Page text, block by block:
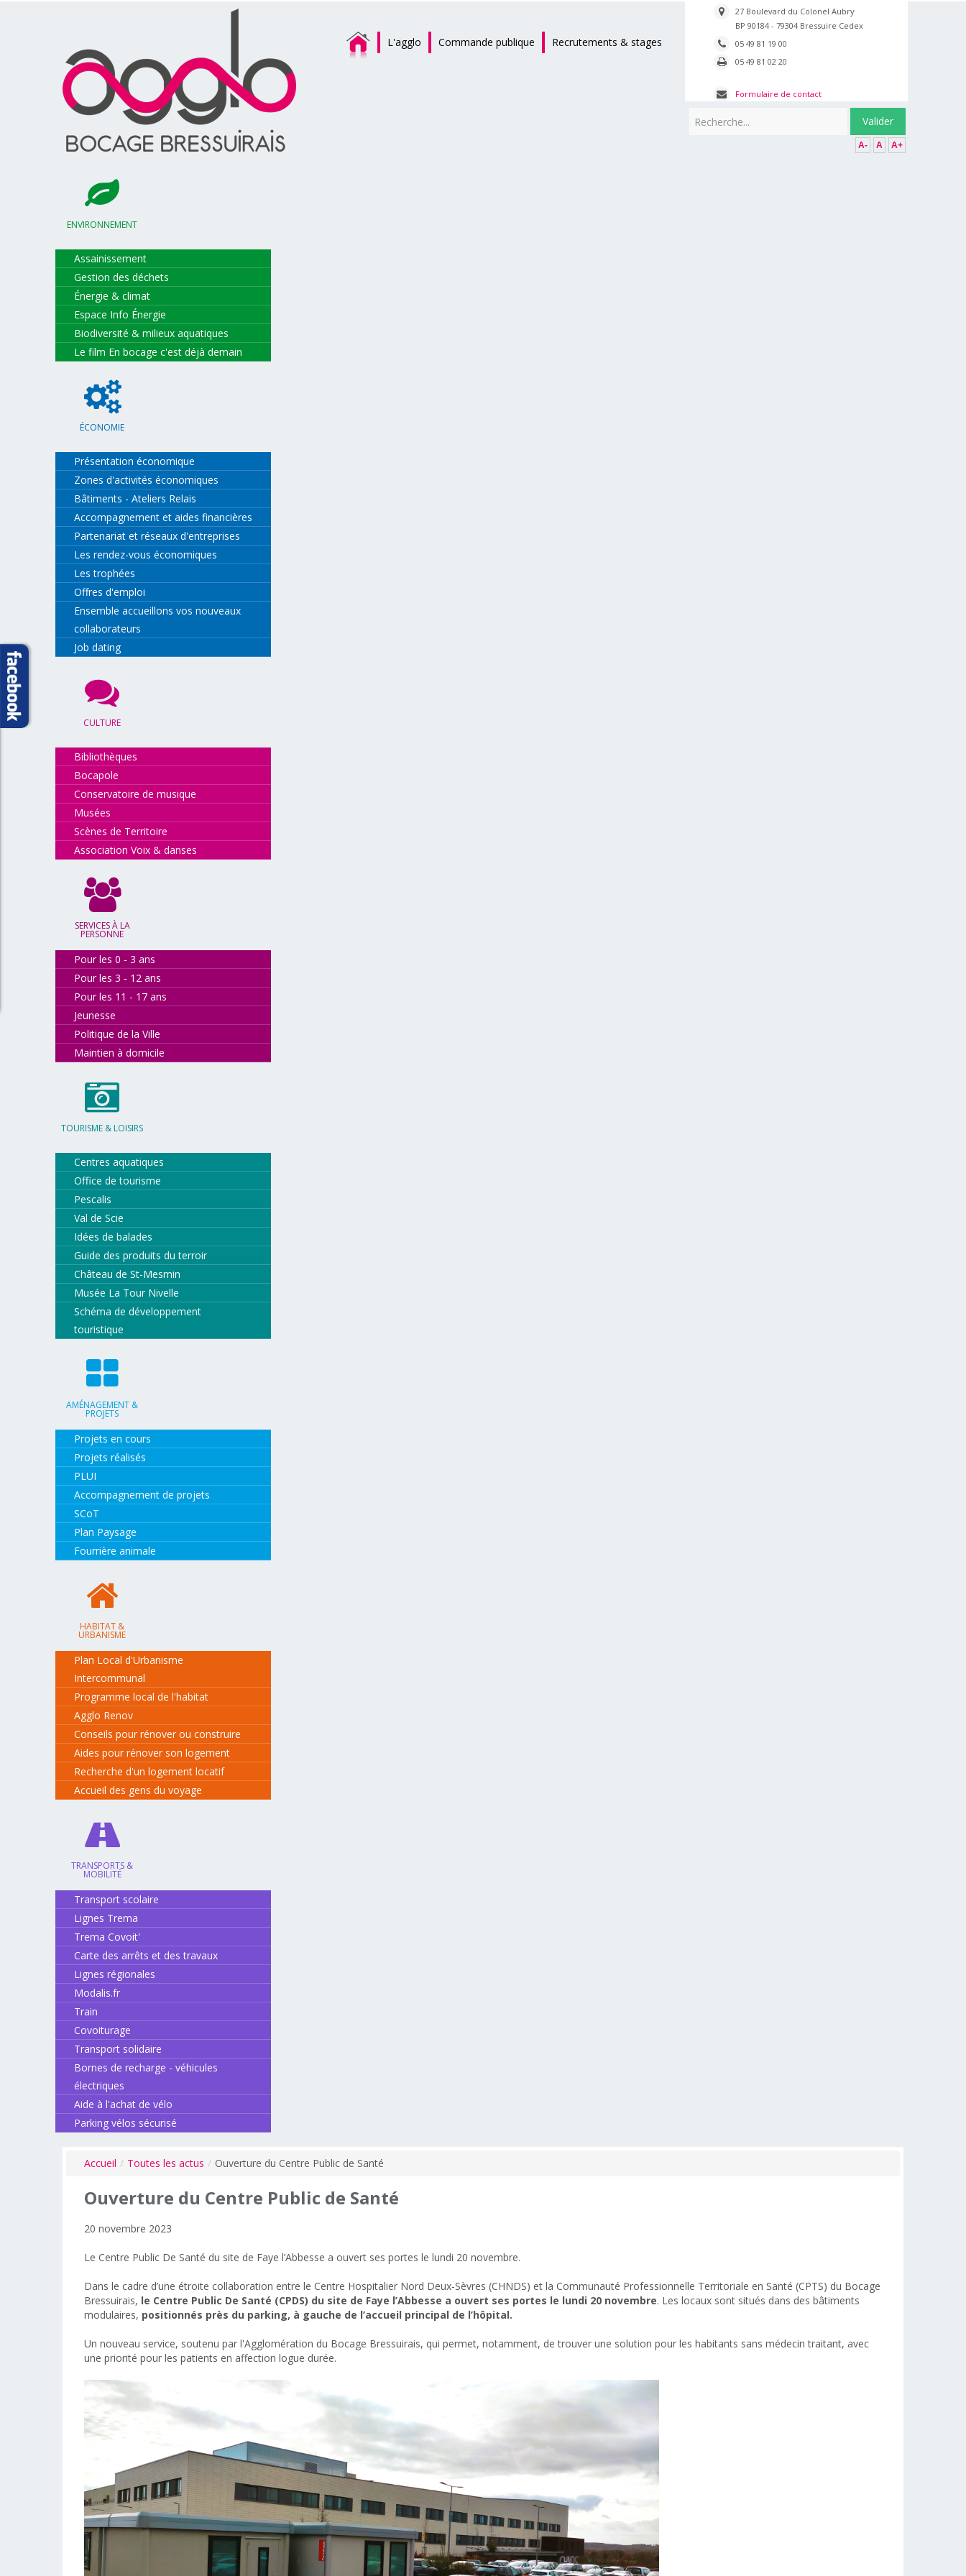
A- A A+
Valider
27 Boulevard du Colonel Aubry
BP 90184 - 79304 Bressuire Cedex
05 49 81 19 00
05 49 81 02 20
Formulaire de contact
L'agglo Commande publique Recrutements & stages
ENVIRONNEMENT
Assainissement
Gestion des déchets
Énergie & climat
Espace Info Énergie
Biodiversité & milieux aquatiques
Le film En bocage c'est déjà demain
ÉCONOMIE
Présentation économique
Zones d'activités économiques
Bâtiments - Ateliers Relais
Accompagnement et aides financières
Partenariat et réseaux d'entreprises
Les rendez-vous économiques
Les trophées
Offres d'emploi
Ensemble accueillons vos nouveaux
collaborateurs
Job dating
CULTURE
Bibliothèques
Bocapole
Conservatoire de musique
Musées
Scènes de Territoire
Association Voix & danses
SERVICES À LA
PERSONNE
Pour les 0 - 3 ans
Pour les 3 - 12 ans
Pour les 11 - 17 ans
Jeunesse
Politique de la Ville
Maintien à domicile
TOURISME & LOISIRS
Centres aquatiques
Office de tourisme
Pescalis
Val de Scie
Idées de balades
Guide des produits du terroir
Château de St-Mesmin
Musée La Tour Nivelle
Schéma de développement
touristique
AMÉNAGEMENT &
PROJETS
Projets en cours
Projets réalisés
PLUI
Accompagnement de projets
SCoT
Plan Paysage
Fourrière animale
HABITAT &
URBANISME
Plan Local d'Urbanisme
Intercommunal
Programme local de l'habitat
Agglo Renov
Conseils pour rénover ou construire
Aides pour rénover son logement
Recherche d'un logement locatif
Accueil des gens du voyage
TRANSPORTS &
MOBILITÉ
Transport scolaire
Lignes Trema
Trema Covoit'
Carte des arrêts et des travaux
Lignes régionales
Modalis.fr
Train
Covoiturage
Transport solidaire
Bornes de recharge - véhicules
électriques
Aide à l'achat de vélo
Parking vélos sécurisé
Accueil / Toutes les actus / Ouverture du Centre Public de Santé
Ouverture du Centre Public de Santé
20 novembre 2023
Le Centre Public De Santé du site de Faye l’Abbesse a ouvert ses portes le lundi 20 novembre.
Dans le cadre d’une étroite collaboration entre le Centre Hospitalier Nord Deux-Sèvres (CHNDS) et la Communauté Professionnelle Territoriale en Santé (CPTS) du Bocage
Bressuirais, le Centre Public De Santé (CPDS) du site de Faye l’Abbesse a ouvert ses portes le lundi 20 novembre. Les locaux sont situés dans des bâtiments
modulaires, positionnés près du parking, à gauche de l’accueil principal de l’hôpital.
Un nouveau service, soutenu par l'Agglomération du Bocage Bressuirais, qui permet, notamment, de trouver une solution pour les habitants sans médecin traitant, avec
une priorité pour les patients en affection logue durée.